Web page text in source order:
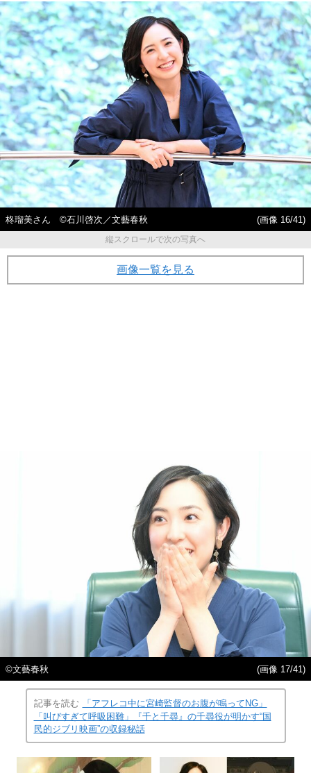
柊瑠美さん ©石川啓次／文藝春秋
(画像 16/41)
縦スクロールで次の写真へ
画像一覧を見る
©文藝春秋 (画像 17/41)
記事を読む
「アフレコ中に宮崎監督のお腹が鳴ってNG」
「叫びすぎて呼吸困難」『千と千尋』の千尋役が明かす“国
民的ジブリ映画”の収録秘話